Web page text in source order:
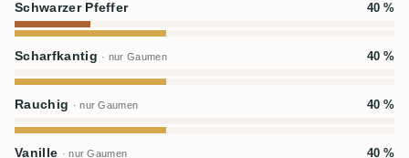
Schwarzer Pfeffer 40 %
Scharfkantig · nur Gaumen 40 %
Rauchig · nur Gaumen 40 %
Vanille · nur Gaumen 40 %